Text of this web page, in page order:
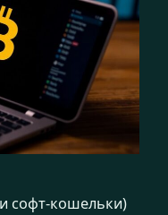
софт-кошельки)